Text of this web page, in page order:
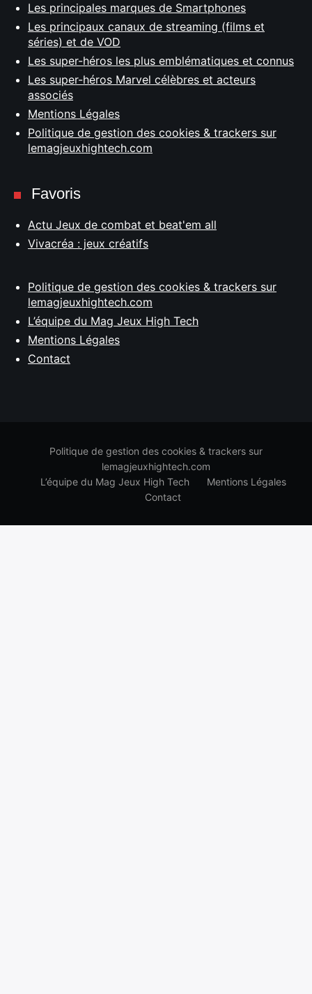
Les principales marques de Smartphones
Les principaux canaux de streaming (films et
séries) et de VOD
Les super-héros les plus emblématiques et connus
Les super-héros Marvel célèbres et acteurs
associés
Mentions Légales
Politique de gestion des cookies & trackers sur
lemagjeuxhightech.com
Favoris
Actu Jeux de combat et beat'em all
Vivacréa : jeux créatifs
Politique de gestion des cookies & trackers sur
lemagjeuxhightech.com
L’équipe du Mag Jeux High Tech
Mentions Légales
Contact
Politique de gestion des cookies & trackers sur
lemagjeuxhightech.com
L’équipe du Mag Jeux High Tech
Mentions Légales
Contact